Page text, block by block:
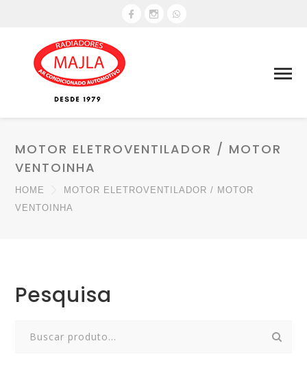
MOTOR ELETROVENTILADOR / MOTOR
VENTOINHA
HOME
MOTOR ELETROVENTILADOR / MOTOR
VENTOINHA
Pesquisa